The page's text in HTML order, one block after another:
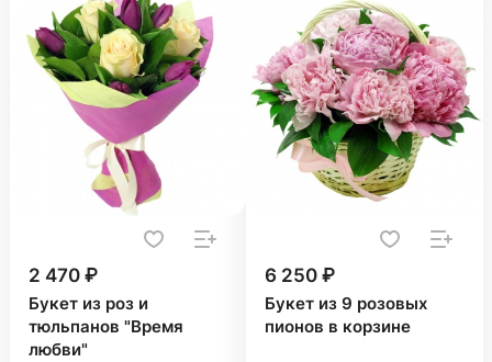
2 470 ₽
Букет из роз и
тюльпанов "Время
любви"
6 250 ₽
Букет из 9 розовых
пионов в корзине